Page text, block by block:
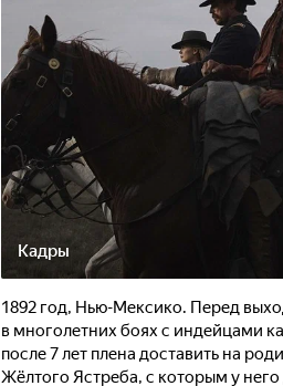
Кадры
1892 год, Нью-Мексико. Перед
в многолетних боях с индейцами
после 7 лет плена доставить на
Жёлтого Ястреба, с которым у